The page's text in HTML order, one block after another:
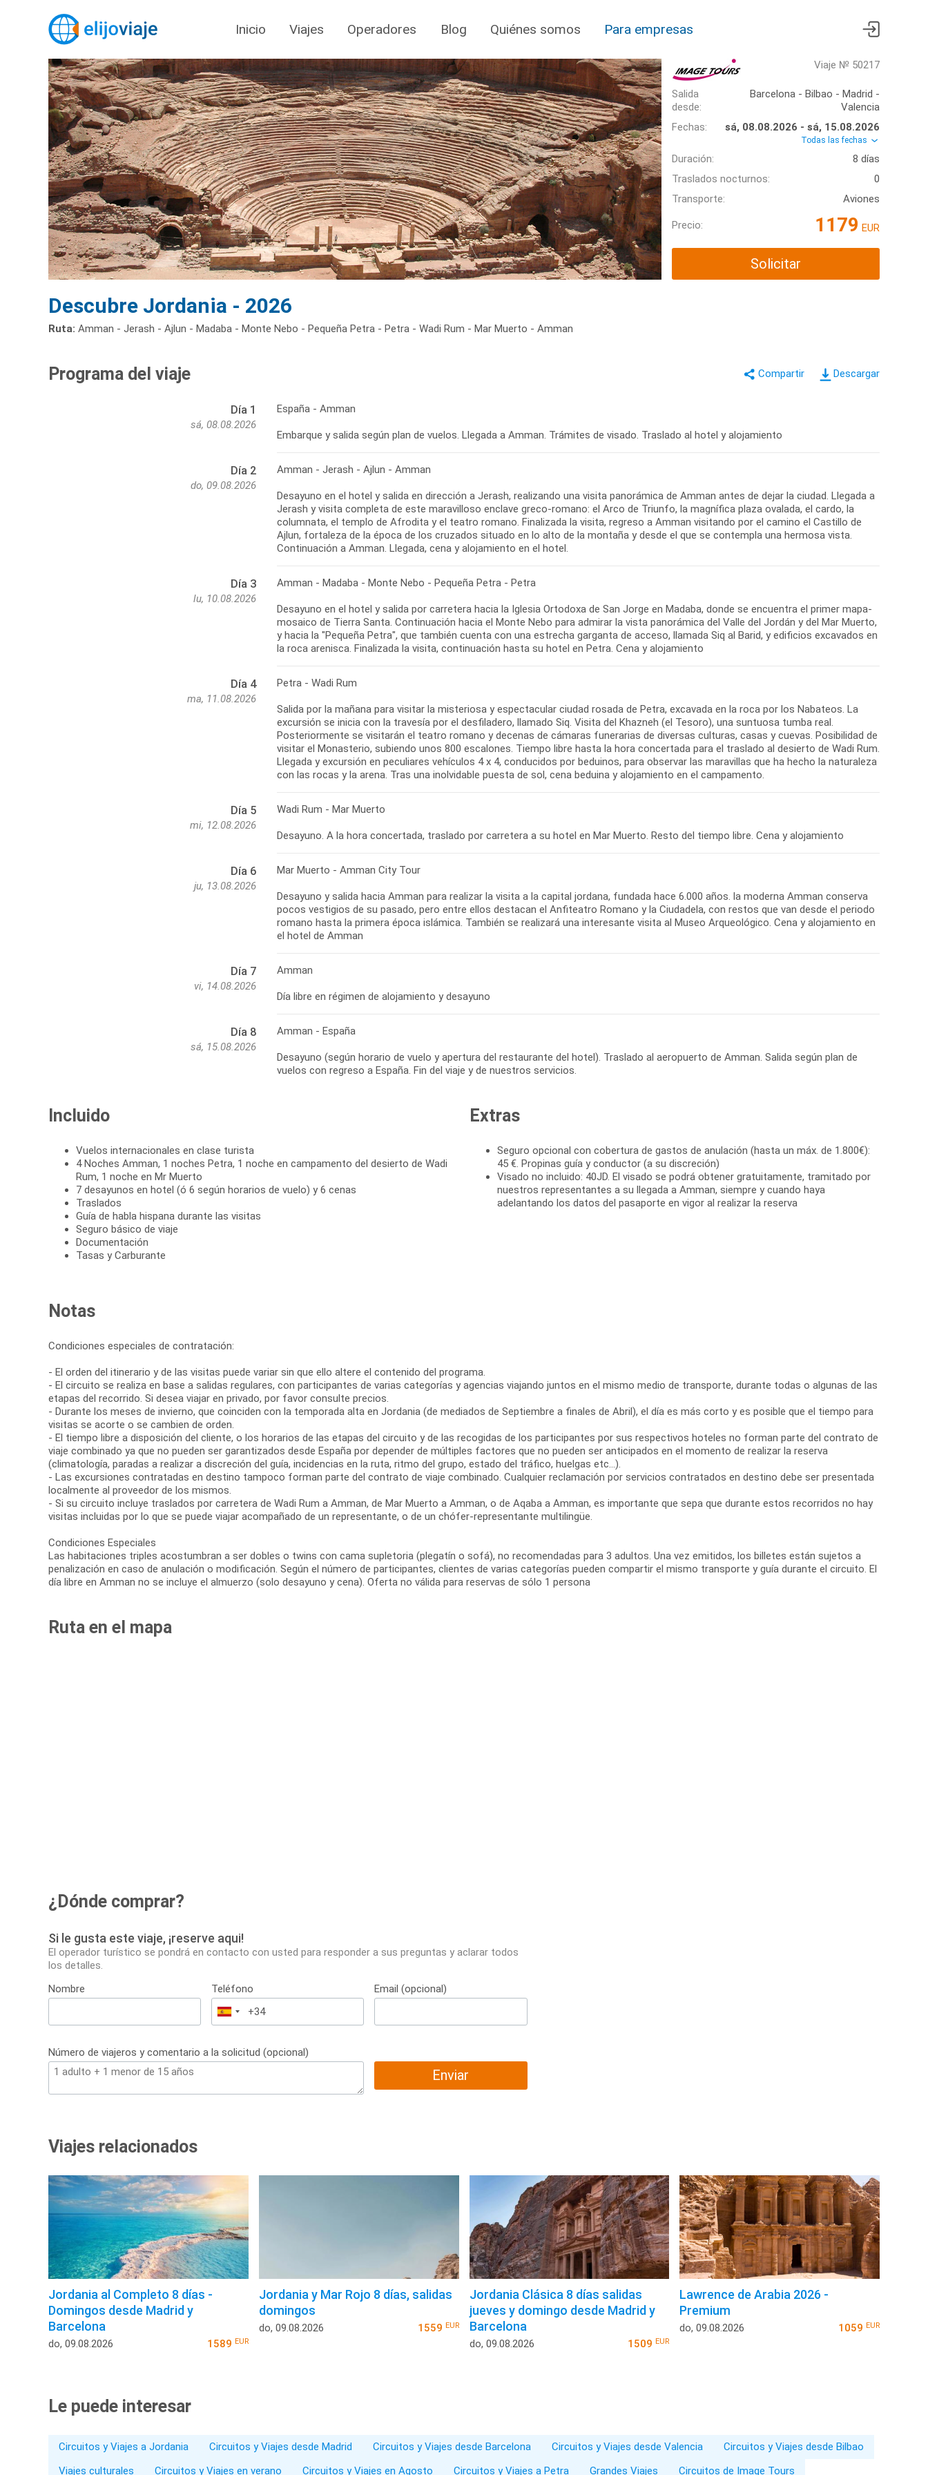
Inicio Viajes Operadores Blog Quiénes somos Para empresas
Viaje № 50217
Salida
desde:
Barcelona - Bilbao - Madrid -
Valencia
Fechas:
sá, 08.08.2026 - sá, 15.08.2026
Todas las fechas
Duración:
8 días
Traslados nocturnos:
0
Transporte:
Aviones
Precio: 1179 EUR
Solicitar
Descubre Jordania - 2026
Ruta: Amman - Jerash - Ajlun - Madaba - Monte Nebo - Pequeña Petra - Petra - Wadi Rum - Mar Muerto - Amman
Descargar
Programa del viaje
Día 1
sá, 08.08.2026
España - Amman
Embarque y salida según plan de vuelos. Llegada a Amman. Trámites de visado. Traslado al hotel y alojamiento
Día 2
do, 09.08.2026
Amman - Jerash - Ajlun - Amman
Desayuno en el hotel y salida en dirección a Jerash, realizando una visita panorámica de Amman antes de dejar la ciudad. Llegada a
Jerash y visita completa de este maravilloso enclave greco-romano: el Arco de Triunfo, la magnífica plaza ovalada, el cardo, la
columnata, el templo de Afrodita y el teatro romano. Finalizada la visita, regreso a Amman visitando por el camino el Castillo de
Ajlun, fortaleza de la época de los cruzados situado en lo alto de la montaña y desde el que se contempla una hermosa vista.
Continuación a Amman. Llegada, cena y alojamiento en el hotel.
Día 3
lu, 10.08.2026
Amman - Madaba - Monte Nebo - Pequeña Petra - Petra
Desayuno en el hotel y salida por carretera hacia la Iglesia Ortodoxa de San Jorge en Madaba, donde se encuentra el primer mapa-
mosaico de Tierra Santa. Continuación hacia el Monte Nebo para admirar la vista panorámica del Valle del Jordán y del Mar Muerto,
y hacia la "Pequeña Petra", que también cuenta con una estrecha garganta de acceso, llamada Siq al Barid, y edificios excavados en
la roca arenisca. Finalizada la visita, continuación hasta su hotel en Petra. Cena y alojamiento
Día 4
ma, 11.08.2026
Petra - Wadi Rum
Salida por la mañana para visitar la misteriosa y espectacular ciudad rosada de Petra, excavada en la roca por los Nabateos. La
excursión se inicia con la travesía por el desfiladero, llamado Siq. Visita del Khazneh (el Tesoro), una suntuosa tumba real.
Posteriormente se visitarán el teatro romano y decenas de cámaras funerarias de diversas culturas, casas y cuevas. Posibilidad de
visitar el Monasterio, subiendo unos 800 escalones. Tiempo libre hasta la hora concertada para el traslado al desierto de Wadi Rum.
Llegada y excursión en peculiares vehículos 4 x 4, conducidos por beduinos, para observar las maravillas que ha hecho la naturaleza
con las rocas y la arena. Tras una inolvidable puesta de sol, cena beduina y alojamiento en el campamento.
Día 5
mi, 12.08.2026
Wadi Rum - Mar Muerto
Desayuno. A la hora concertada, traslado por carretera a su hotel en Mar Muerto. Resto del tiempo libre. Cena y alojamiento
Día 6
ju, 13.08.2026
Mar Muerto - Amman City Tour
Desayuno y salida hacia Amman para realizar la visita a la capital jordana, fundada hace 6.000 años. la moderna Amman conserva
pocos vestigios de su pasado, pero entre ellos destacan el Anfiteatro Romano y la Ciudadela, con restos que van desde el periodo
romano hasta la primera época islámica. También se realizará una interesante visita al Museo Arqueológico. Cena y alojamiento en
el hotel de Amman
Día 7
vi, 14.08.2026
Amman
Día libre en régimen de alojamiento y desayuno
Día 8
sá, 15.08.2026
Amman - España
Desayuno (según horario de vuelo y apertura del restaurante del hotel). Traslado al aeropuerto de Amman. Salida según plan de
vuelos con regreso a España. Fin del viaje y de nuestros servicios.
Incluido
Vuelos internacionales en clase turista
4 Noches Amman, 1 noches Petra, 1 noche en campamento del desierto de Wadi
Rum, 1 noche en Mr Muerto
7 desayunos en hotel (ó 6 según horarios de vuelo) y 6 cenas
Traslados
Guía de habla hispana durante las visitas
Seguro básico de viaje
Documentación
Tasas y Carburante
Extras
Seguro opcional con cobertura de gastos de anulación (hasta un máx. de 1.800€):
45 €. Propinas guía y conductor (a su discreción)
Visado no incluido: 40JD. El visado se podrá obtener gratuitamente, tramitado por
nuestros representantes a su llegada a Amman, siempre y cuando haya
adelantando los datos del pasaporte en vigor al realizar la reserva
Notas
Condiciones especiales de contratación:
- El orden del itinerario y de las visitas puede variar sin que ello altere el contenido del programa.
- El circuito se realiza en base a salidas regulares, con participantes de varias categorías y agencias viajando juntos en el mismo medio de transporte, durante todas o algunas de las
etapas del recorrido. Si desea viajar en privado, por favor consulte precios.
- Durante los meses de invierno, que coinciden con la temporada alta en Jordania (de mediados de Septiembre a finales de Abril), el día es más corto y es posible que el tiempo para
visitas se acorte o se cambien de orden.
- El tiempo libre a disposición del cliente, o los horarios de las etapas del circuito y de las recogidas de los participantes por sus respectivos hoteles no forman parte del contrato de
viaje combinado ya que no pueden ser garantizados desde España por depender de múltiples factores que no pueden ser anticipados en el momento de realizar la reserva
(climatología, paradas a realizar a discreción del guía, incidencias en la ruta, ritmo del grupo, estado del tráfico, huelgas etc...).
- Las excursiones contratadas en destino tampoco forman parte del contrato de viaje combinado. Cualquier reclamación por servicios contratados en destino debe ser presentada
localmente al proveedor de los mismos.
- Si su circuito incluye traslados por carretera de Wadi Rum a Amman, de Mar Muerto a Amman, o de Aqaba a Amman, es importante que sepa que durante estos recorridos no hay
visitas incluidas por lo que se puede viajar acompañado de un representante, o de un chófer-representante multilingüe.
Condiciones Especiales
Las habitaciones triples acostumbran a ser dobles o twins con cama supletoria (plegatín o sofá), no recomendadas para 3 adultos. Una vez emitidos, los billetes están sujetos a
penalización en caso de anulación o modificación. Según el número de participantes, clientes de varias categorías pueden compartir el mismo transporte y guía durante el circuito. El
día libre en Amman no se incluye el almuerzo (solo desayuno y cena). Oferta no válida para reservas de sólo 1 persona
Ruta en el mapa
¿Dónde comprar?
Si le gusta este viaje, ¡reserve aqui!
El operador turístico se pondrá en contacto con usted para responder a sus preguntas y aclarar todos
los detalles.
Nombre
Teléfono
España
+34
Email (opcional)
Número de viajeros y comentario a la solicitud (opcional)
Enviar
Viajes relacionados
Jordania al Completo 8 días -
Domingos desde Madrid y
Barcelona
do, 09.08.2026 1589 EUR
Jordania y Mar Rojo 8 días, salidas
domingos
do, 09.08.2026 1559 EUR
Jordania Clásica 8 días salidas
jueves y domingo desde Madrid y
Barcelona
do, 09.08.2026 1509EUR
Lawrence de Arabia 2026 -
Premium
do, 09.08.2026 1059 EUR
Le puede interesar
Circuitos y Viajes a Jordania Circuitos y Viajes desde Madrid Circuitos y Viajes desde Barcelona Circuitos y Viajes desde Valencia
Circuitos y Viajes desde Bilbao
Viajes culturales
Circuitos y Viajes en verano Circuitos y Viajes en Agosto Circuitos y Viajes a Petra Grandes Viajes Circuitos de Image Tours